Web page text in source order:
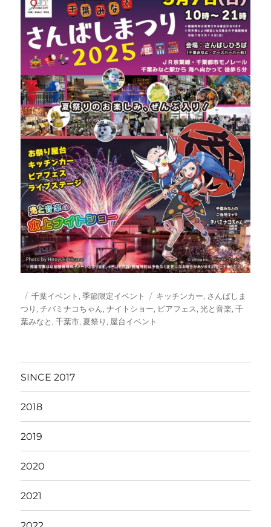
投
稿
日:
カ
テ
ゴ
千葉イベント ,季節限定イベント
タ
グ
キッチンカー, さんばしま
つり ,チバミナコちゃん,ナイトショー, ビアフェス,光と音楽,千
葉みなと ,千葉市, 夏祭り , 屋台イベント
SINCE 2017
2018
2019
2020
2021